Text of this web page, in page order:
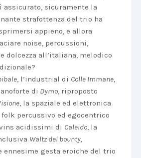
assicurato, sicuramente la
strafottenza del trio ha
appieno, e allora
noise, percussioni,
dolcezza all’italiana, melodico
, l’industrial di Colle Immane,
di Dymo, riproposto
, la spaziale ed elettronica
folk percussivo ed egocentrico
acidissimi di Caleido, la
Waltz del bounty,
ennesime gesta eroiche del trio